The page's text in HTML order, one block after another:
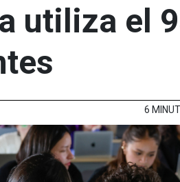
utiliza el
6